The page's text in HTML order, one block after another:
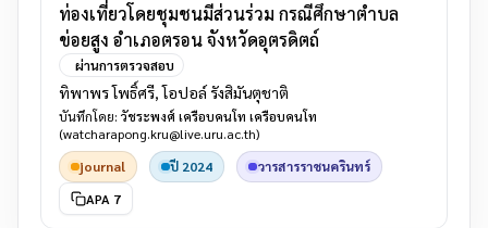
ท่องเที่ยวโดยชุมชนมีส่วนร่วม กรณีศึกษาตำบล
ข่อยสูง อำเภอตรอน จังหวัดอุตรดิตถ์
ผ่านการตรวจสอบ
ทิพาพร โพธิ์ศรี, โอปอล์ รังสิมันตุชาติ
บันทึกโดย: วัชระพงศ์ เครือบคนโท เครือบคนโท
(watcharapong.kru@live.uru.ac.th)
journal
ปี 2024
วารสารราชนครินทร์
APA 7